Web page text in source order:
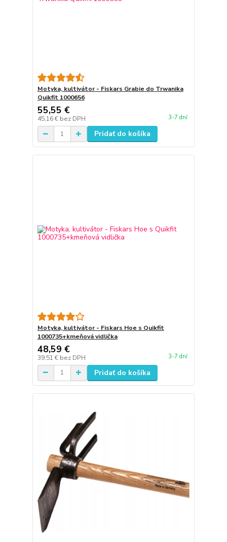
Motyka, kultivátor - Fiskars Grabie do Trwanika
Quikfit 1000656
55,55 €
45,16 € bez DPH 3-7 dní
Pridať do košíka
Motyka, kultivátor - Fiskars Hoe s Quikfit
1000735+kmeňová vidlička
48,59 €
39,51 € bez DPH 3-7 dní
Pridať do košíka